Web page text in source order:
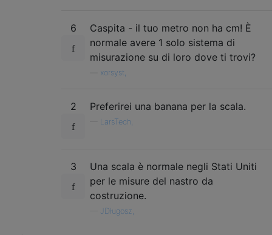
6
Caspita - il tuo metro non ha cm! È
normale avere 1 solo sistema di
misurazione su di loro dove ti trovi?
xorsyst,
2 Preferirei una banana per la scala.
LarsTech,
3
Una scala è normale negli Stati Uniti
per le misure del nastro da
costruzione.
JDługosz,